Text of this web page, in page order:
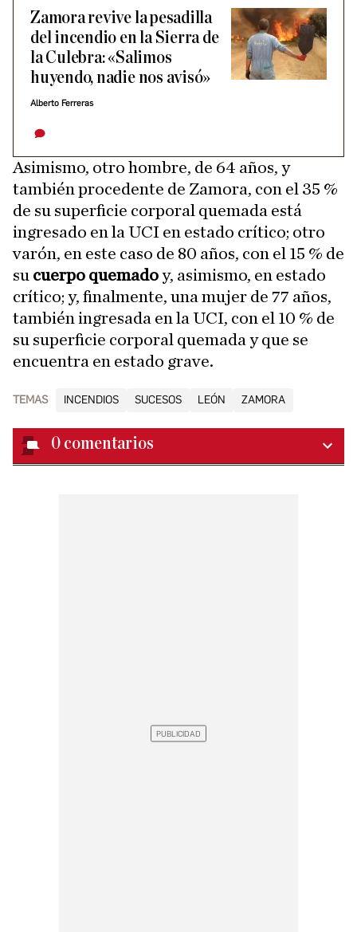
Zamora revive la pesadilla
del incendio en la Sierra de
la Culebra: «Salimos
huyendo, nadie nos avisó»
Alberto Ferreras
Asimismo, otro hombre, de 64 años, y
también procedente de Zamora, con el 35 %
de su superficie corporal quemada está
ingresado en la UCI en estado crítico; otro
varón, en este caso de 80 años, con el 15 % de
su cuerpo quemadoy, asimismo, en estado
crítico; y, finalmente, una mujer de 77 años,
también ingresada en la UCI, con el 10 % de
su superficie corporal quemada y que se
encuentra en estado grave.
TEMAS INCENDIOS SUCESOS LEÓN ZAMORA
0 comentarios